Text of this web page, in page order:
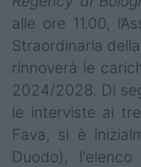
Serie A
Serie B
Serie C
Femminile
alle ore 11.00,
Straordinaria della
rinnoverà le
2024/2028. Di
le interviste ai tre
Fava, si è
Duodo),